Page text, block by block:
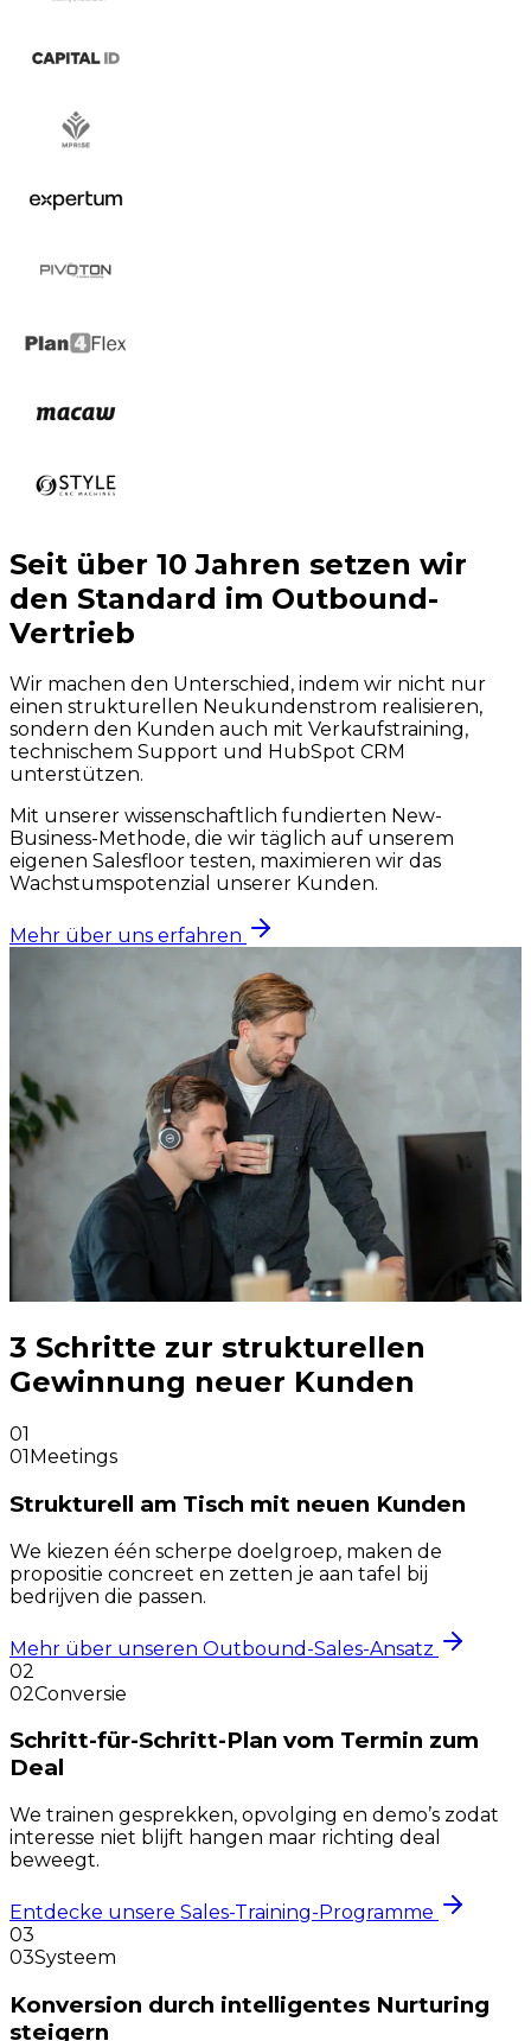
Seit über 10 Jahren setzen wir
den Standard im Outbound-
Vertrieb
Wir machen den Unterschied, indem wir nicht nur
einen strukturellen Neukundenstrom realisieren,
sondern den Kunden auch mit Verkaufstraining,
technischem Support und HubSpot CRM
unterstützen.
Mit unserer wissenschaftlich fundierten New-
Business-Methode, die wir täglich auf unserem
eigenen Salesfloor testen, maximieren wir das
Wachstumspotenzial unserer Kunden.
Mehr über uns erfahren
3 Schritte zur strukturellen
Gewinnung neuer Kunden
01
01Meetings
Strukturell am Tisch mit neuen Kunden
We kiezen één scherpe doelgroep, maken de
propositie concreet en zetten je aan tafel bij
bedrijven die passen.
Mehr über unseren Outbound-Sales-Ansatz
02
02Conversie
Schritt-für-Schritt-Plan vom Termin zum
Deal
We trainen gesprekken, opvolging en demo’s zodat
interesse niet blijft hangen maar richting deal
beweegt.
Entdecke unsere Sales-Training-Programme
03
03Systeem
Konversion durch intelligentes Nurturing
steigern